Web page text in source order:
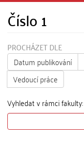
Číslo 1
PROCHÁZET DLE
Datum publikování
Vedoucí práce
Vyhledat v rámci fakulty: